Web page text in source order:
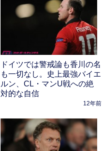
ドイツでは警戒論も香川の名
も一切なし。史上最強バイエ
ルン、CL・マンU戦への絶
対的な自信
12年前